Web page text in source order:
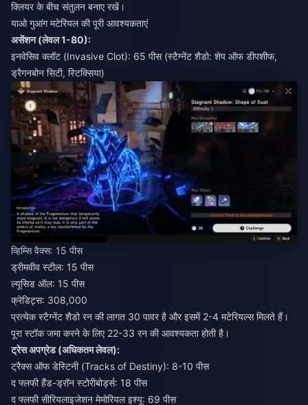
क्लियर के बीच संतुलन बनाए रखें।
याओ गुआंग मटेरियल की पूरी आवश्यकताएं
असेंशन (लेवल 1-80):
इनवेसिव क्लॉट (Invasive Clot): 65 पीस (स्टैग्नेंट शैडो: शेप ऑफ डीपशीफ,
ड्रैगनबोन सिटी, स्टिक्सिया)
व्हिम्सि वैक्स: 15 पीस
ड्रीमवीव स्टील: 15 पीस
ल्यूसिड ऑल: 15 पीस
क्रेडिट्स: 308,000
प्रत्येक स्टैग्नेंट शैडो रन की लागत 30 पावर है और इसमें 2-4 मटेरियल्स मिलते हैं।
पूरा स्टॉक जमा करने के लिए 22-33 रन की आवश्यकता होती है।
ट्रेस अपग्रेड (अधिकतम लेवल):
ट्रैक्स ऑफ डेस्टिनी (Tracks of Destiny): 8-10 पीस
द फ्लफी हैंड-ड्रॉन स्टोरीबोर्ड्स: 18 पीस
द फ्लफी सीरियलाइजेशन मेमोरियल इश्यू: 69 पीस